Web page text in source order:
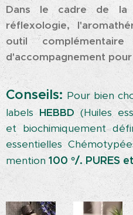
Dans le cadre de
réflexologie,
outil
d'accompagnement
Conseils: Pour bien
labels HEBBD (Huiles
et biochimiquement
essentielles
mention 100 °/. PURES